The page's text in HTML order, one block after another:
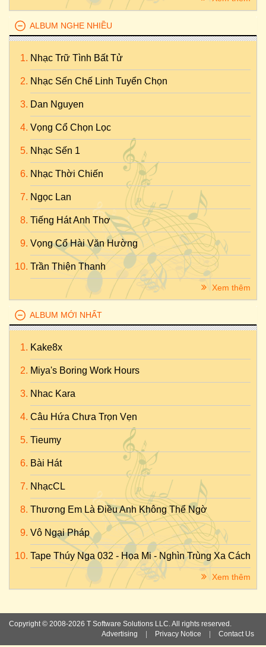
ALBUM NGHE NHIỀU
Nhạc Trữ Tình Bất Tử
Nhạc Sến Chế Linh Tuyển Chọn
Dan Nguyen
Vọng Cổ Chọn Lọc
Nhạc Sến 1
Nhạc Thời Chiến
Ngọc Lan
Tiếng Hát Anh Thơ
Vọng Cổ Hài Văn Hường
Trần Thiện Thanh
Xem thêm
ALBUM MỚI NHẤT
Kake8x
Miya's Boring Work Hours
Nhac Kara
Câu Hứa Chưa Trọn Vẹn
Tieumy
Bài Hát
NhạcCL
Thương Em Là Điều Anh Không Thể Ngờ
Vô Ngại Pháp
Tape Thúy Nga 032 - Họa Mi - Nghìn Trùng Xa Cách
Xem thêm
Copyright © 2008-2026 T Software Solutions LLC. All rights reserved.
Advertising
Privacy Notice Contact Us